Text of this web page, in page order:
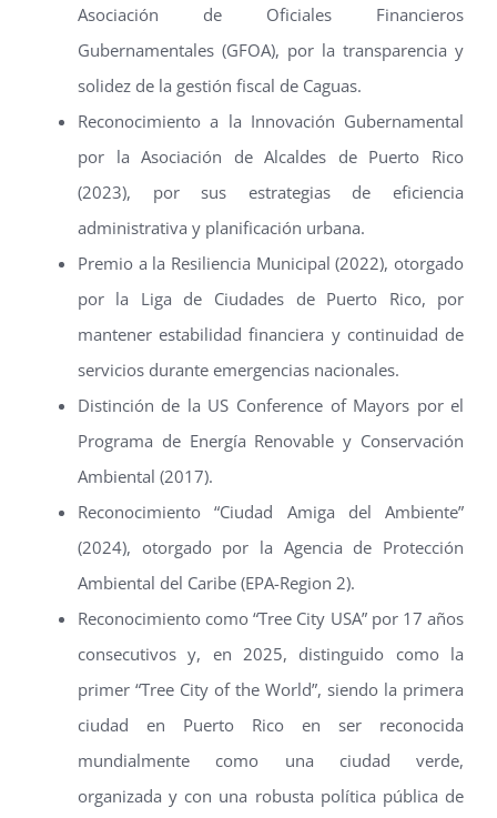
Asociación de Oficiales Financieros
Gubernamentales (GFOA), por la transparencia y
solidez de la gestión fiscal de Caguas.
Reconocimiento a la Innovación Gubernamental
por la Asociación de Alcaldes de Puerto Rico
(2023), por sus estrategias de eficiencia
administrativa y planificación urbana.
Premio a la Resiliencia Municipal (2022), otorgado
por la Liga de Ciudades de Puerto Rico, por
mantener estabilidad financiera y continuidad de
servicios durante emergencias nacionales.
Distinción de la US Conference of Mayors por el
Programa de Energía Renovable y Conservación
Ambiental (2017).
Reconocimiento “Ciudad Amiga del Ambiente”
(2024), otorgado por la Agencia de Protección
Ambiental del Caribe (EPA-Region 2).
Reconocimiento como “Tree City USA” por 17 años
consecutivos y, en 2025, distinguido como la
primer “Tree City of the World”, siendo la primera
ciudad en Puerto Rico en ser reconocida
mundialmente como una ciudad verde,
organizada y con una robusta política pública de